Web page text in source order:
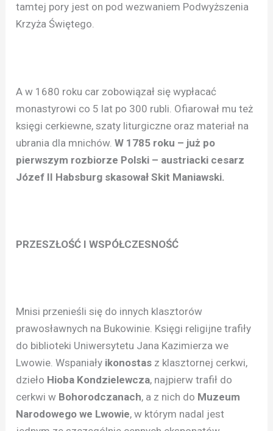
tamtej pory jest on pod wezwaniem Podwyższenia
Krzyża Świętego.
A w 1680 roku car zobowiązał się wypłacać
monastyrowi co 5 lat po 300 rubli. Ofiarował mu też
księgi cerkiewne, szaty liturgiczne oraz materiał na
ubrania dla mnichów.W 1785 roku – już po
pierwszym rozbiorze Polski – austriacki cesarz
Józef II Habsburg skasował Skit Maniawski.
PRZESZŁOŚĆ I WSPÓŁCZESNOŚĆ
Mnisi przenieśli się do innych klasztorów
prawosławnych na Bukowinie. Księgi religijne trafiły
do biblioteki Uniwersytetu Jana Kazimierza we
Lwowie. Wspaniały ikonostas z klasztornej cerkwi,
dzieło Hioba Kondzielewcza, najpierw trafił do
cerkwi w Bohorodczanach, a z nich do Muzeum
Narodowego we Lwowie, w którym nadal jest